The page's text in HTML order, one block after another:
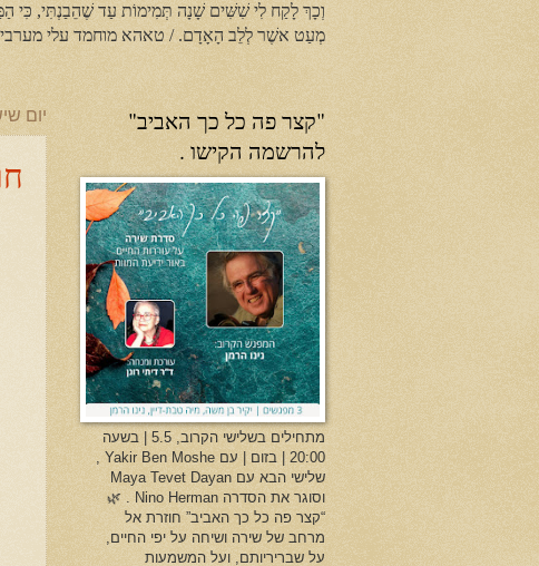
וְכָךְ לָקַח לִי שִׁשִּׁים שָׁנָה תְּמִימוֹת עַד שֶׁהֵבַנְתִּי, כִּי
מְעַט אשֶׁר לְלֵב הָאָדָם. / טאהא מוחמד עלי מערבית:
יום
"קצר פה כל כך האביב"
להרשמה הקישו .
מתחילים בשלישי הקרוב, 5.5 | בשעה
20:00 | בזום | עם Yakir Ben Moshe ,
שלישי הבא עם Maya Tevet Dayan
וסוגר את הסדרה Nino Herman . 🌿
“קצר פה כל כך האביב” חוזרת אל
מרחב של שירה ושיחה על יפי החיים,
על שבריריותם, ועל המשמעות